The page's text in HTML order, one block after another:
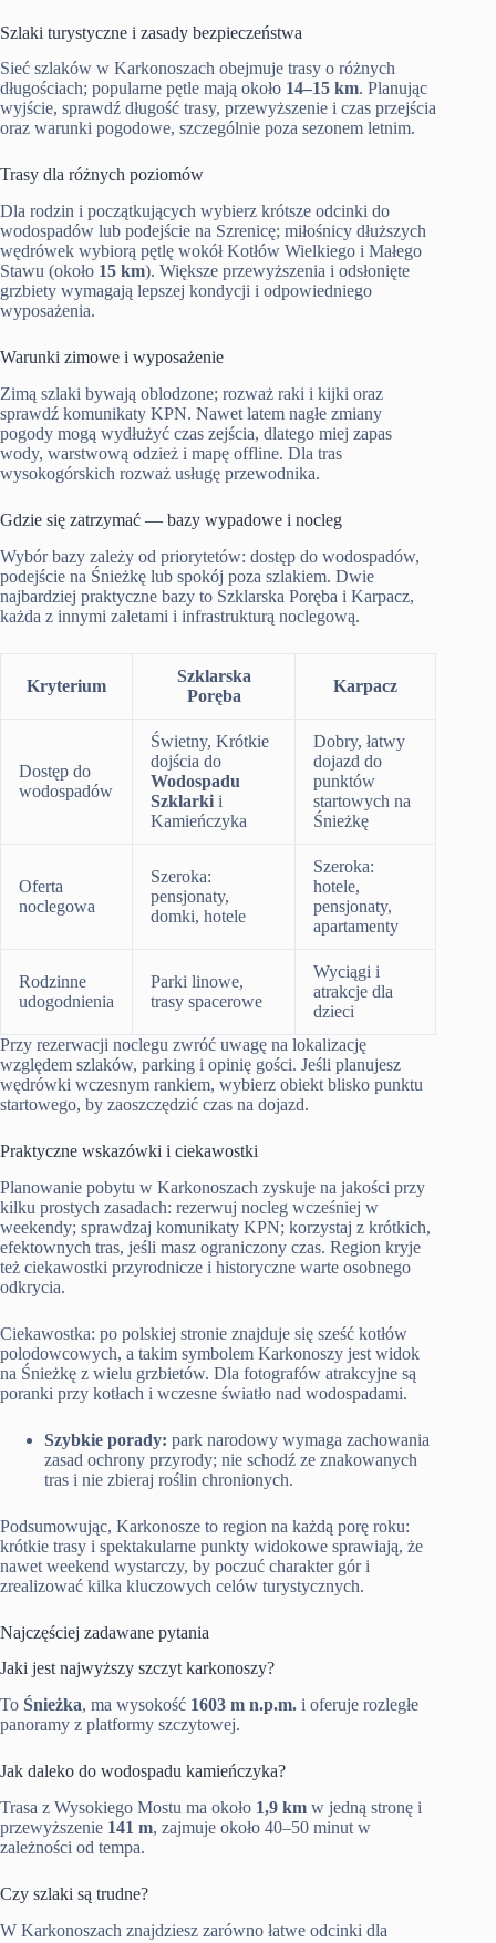
Szlaki turystyczne i zasady bezpieczeństwa
Sieć szlaków w Karkonoszach obejmuje trasy o różnych
długościach; popularne pętle mają około 14–15 km. Planując
wyjście, sprawdź długość trasy, przewyższenie i czas przejścia
oraz warunki pogodowe, szczególnie poza sezonem letnim.
Trasy dla różnych poziomów
Dla rodzin i początkujących wybierz krótsze odcinki do
wodospadów lub podejście na Szrenicę; miłośnicy dłuższych
wędrówek wybiorą pętlę wokół Kotłów Wielkiego i Małego
Stawu (około 15 km). Większe przewyższenia i odsłonięte
grzbiety wymagają lepszej kondycji i odpowiedniego
wyposażenia.
Warunki zimowe i wyposażenie
Zimą szlaki bywają oblodzone; rozważ raki i kijki oraz
sprawdź komunikaty KPN. Nawet latem nagłe zmiany
pogody mogą wydłużyć czas zejścia, dlatego miej zapas
wody, warstwową odzież i mapę offline. Dla tras
wysokogórskich rozważ usługę przewodnika.
Gdzie się zatrzymać — bazy wypadowe i nocleg
Wybór bazy zależy od priorytetów: dostęp do wodospadów,
podejście na Śnieżkę lub spokój poza szlakiem. Dwie
najbardziej praktyczne bazy to Szklarska Poręba i Karpacz,
każda z innymi zaletami i infrastrukturą noclegową.
Kryterium
Szklarska
Poręba
Karpacz
Dostęp do
wodospadów
Świetny, Krótkie
dojścia do
Wodospadu
Szklarki i
Kamieńczyka
Dobry, łatwy
dojazd do
punktów
startowych na
Śnieżkę
Oferta
noclegowa
Szeroka:
pensjonaty,
domki, hotele
Szeroka:
hotele,
pensjonaty,
apartamenty
Rodzinne
udogodnienia
Parki linowe,
trasy spacerowe
Wyciągi i
atrakcje dla
dzieci
Przy rezerwacji noclegu zwróć uwagę na lokalizację
względem szlaków, parking i opinię gości. Jeśli planujesz
wędrówki wczesnym rankiem, wybierz obiekt blisko punktu
startowego, by zaoszczędzić czas na dojazd.
Praktyczne wskazówki i ciekawostki
Planowanie pobytu w Karkonoszach zyskuje na jakości przy
kilku prostych zasadach: rezerwuj nocleg wcześniej w
weekendy; sprawdzaj komunikaty KPN; korzystaj z krótkich,
efektownych tras, jeśli masz ograniczony czas. Region kryje
też ciekawostki przyrodnicze i historyczne warte osobnego
odkrycia.
Ciekawostka: po polskiej stronie znajduje się sześć kotłów
polodowcowych, a takim symbolem Karkonoszy jest widok
na Śnieżkę z wielu grzbietów. Dla fotografów atrakcyjne są
poranki przy kotłach i wczesne światło nad wodospadami.
Szybkie porady: park narodowy wymaga zachowania
zasad ochrony przyrody; nie schodź ze znakowanych
tras i nie zbieraj roślin chronionych.
Podsumowując, Karkonosze to region na każdą porę roku:
krótkie trasy i spektakularne punkty widokowe sprawiają, że
nawet weekend wystarczy, by poczuć charakter gór i
zrealizować kilka kluczowych celów turystycznych.
Najczęściej zadawane pytania
Jaki jest najwyższy szczyt karkonoszy?
To Śnieżka, ma wysokość 1603 m n.p.m. i oferuje rozległe
panoramy z platformy szczytowej.
Jak daleko do wodospadu kamieńczyka?
Trasa z Wysokiego Mostu ma około 1,9 km w jedną stronę i
przewyższenie 141 m, zajmuje około 40–50 minut w
zależności od tempa.
Czy szlaki są trudne?
W Karkonoszach znajdziesz zarówno łatwe odcinki dla